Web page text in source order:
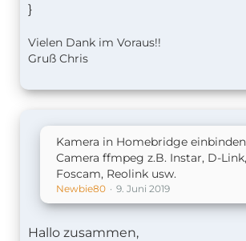
}
Vielen Dank im Voraus!!
Gruß Chris
Kamera in Homebridge
Camera ffmpeg z.B. Instar, D-Link,
Foscam, Reolink usw.
Newbie80 9. Juni 2019
Hallo zusammen,